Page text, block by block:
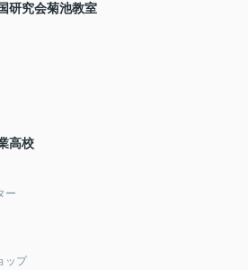
研究会菊池教室
高校
ー
ップ